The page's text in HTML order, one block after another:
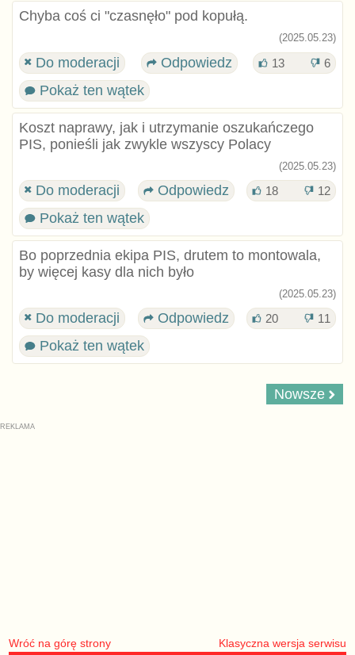
Chyba coś ci "czasnęło" pod kopułą.
(2025.05.23)
Do moderacji Odpowiedz 13 6
Pokaż ten wątek
Koszt naprawy, jak i utrzymanie oszukańczego
PIS, ponieśli jak zwykle wszyscy Polacy
(2025.05.23)
Do moderacji Odpowiedz 18 12
Pokaż ten wątek
Bo poprzednia ekipa PIS, drutem to montowala,
by więcej kasy dla nich było
(2025.05.23)
Do moderacji Odpowiedz 20 11
Pokaż ten wątek
Nowsze
Wróć na górę strony Klasyczna wersja serwisu